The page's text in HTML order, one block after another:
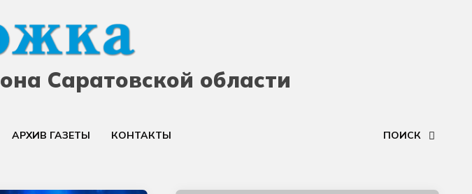
Саратовской области
АРХИВ ГАЗЕТЫ КОНТАКТЫ ПОИСК